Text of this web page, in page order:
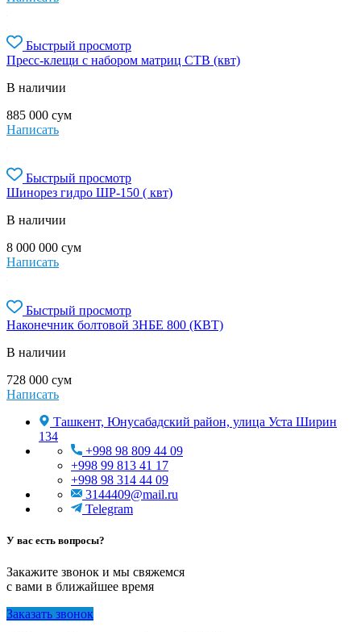
Быстрый просмотр
Пресс-клещи с набором матриц СТВ (квт)
В наличии
885 000 сум
Написать
Быстрый просмотр
Шинорез гидро ШР-150 ( квт)
В наличии
8 000 000 сум
Написать
Быстрый просмотр
Наконечник болтовой 3НБЕ 800 (КВТ)
В наличии
728 000 сум
Написать
Ташкент, Юнусабадский район, улица Уста Ширин
134
+998 98 809 44 09
+998 99 813 41 17
+998 98 314 44 09
3144409@mail.ru
Telegram
У вас есть вопросы?
Закажите звонок и мы свяжемся
с вами в ближайшее время
Заказать звонок